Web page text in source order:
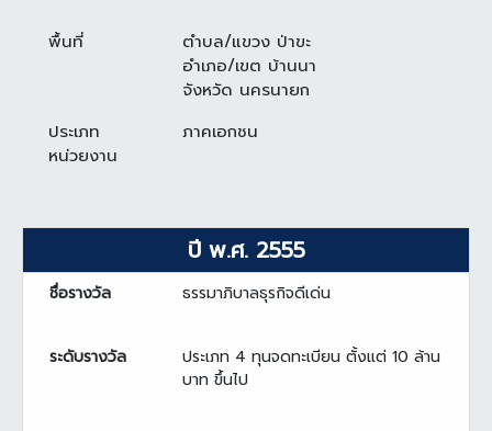
พื้นที่
ตำบล/แขวง ป่าขะ
อำเภอ/เขต บ้านนา
จังหวัด นครนายก
ประเภท
หน่วยงาน
ภาคเอกชน
ปี พ.ศ. 2555
ชื่อรางวัล ธรรมาภิบาลธุรกิจดีเด่น
ระดับรางวัล
ประเภท 4 ทุนจดทะเบียน ตั้งแต่ 10 ล้าน
บาท ขึ้นไป